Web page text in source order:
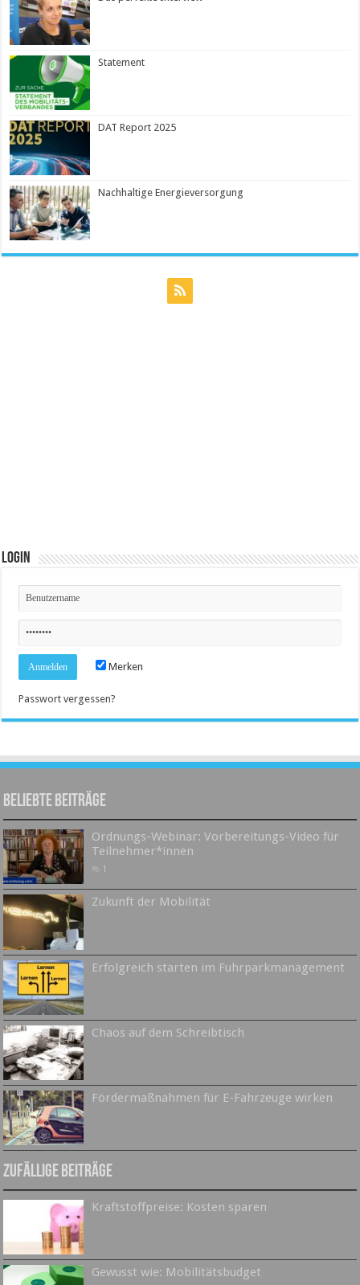
Statement
DAT Report 2025
Nachhaltige Energieversorgung
Login
Merken
Passwort vergessen?
Beliebte Beiträge
Ordnungs-Webinar: Vorbereitungs-Video für
Teilnehmer*innen
1
Zukunft der Mobilität
Erfolgreich starten im Fuhrparkmanagement
Chaos auf dem Schreibtisch
Fördermaßnahmen für E-Fahrzeuge wirken
Zufällige Beiträge
Kraftstoffpreise: Kosten sparen
Gewusst wie: Mobilitätsbudget